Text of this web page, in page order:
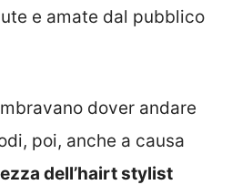
e amate dal pubblico
dover andare
poi, anche a causa
dell’hairt stylist